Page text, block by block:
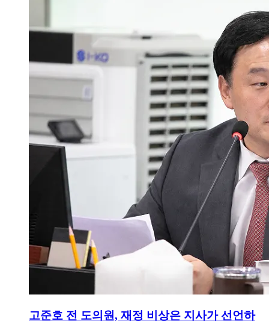
고준호 전 도의원, 재정 비상은 지사가 선언하